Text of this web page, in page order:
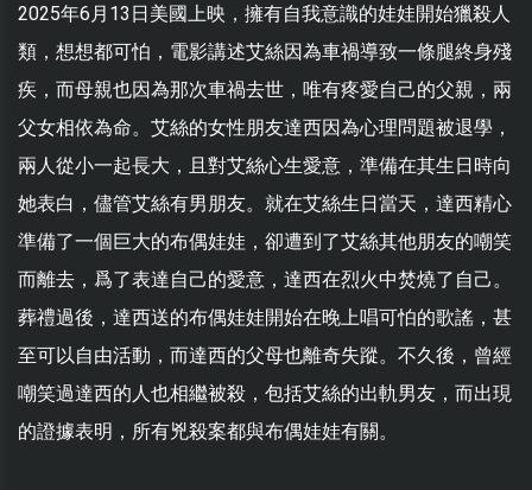
2025年6月13日美國上映，擁有自我意識的娃娃開始獵殺人
類，想想都可怕，電影講述艾絲因為車禍導致一條腿終身殘
疾，而母親也因為那次車禍去世，唯有疼愛自己的父親，兩
父女相依為命。艾絲的女性朋友達西因為心理問題被退學，
兩人從小一起長大，且對艾絲心生愛意，準備在其生日時向
她表白，儘管艾絲有男朋友。就在艾絲生日當天，達西精心
準備了一個巨大的布偶娃娃，卻遭到了艾絲其他朋友的嘲笑
而離去，爲了表達自己的愛意，達西在烈火中焚燒了自己。
葬禮過後，達西送的布偶娃娃開始在晚上唱可怕的歌謠，甚
至可以自由活動，而達西的父母也離奇失蹤。不久後，曾經
嘲笑過達西的人也相繼被殺，包括艾絲的出軌男友，而出現
的證據表明，所有兇殺案都與布偶娃娃有關。